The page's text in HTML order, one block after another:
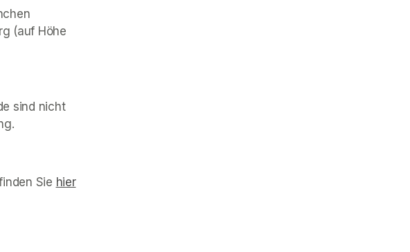
(auf Höhe
sind nicht
Sie (opens in a new tab)
hier